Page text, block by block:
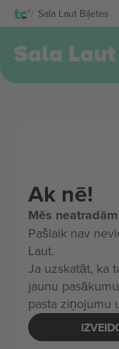
Sala Laut Biļetes
Sala
Ak nē!
Mēs
Pašlaik nav
Laut.
Ja uzskatāt, ka
jaunu
pasta ziņojumu